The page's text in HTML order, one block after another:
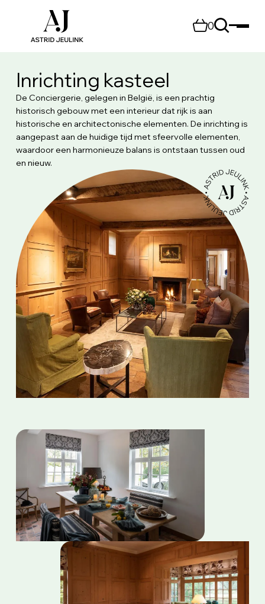
0
Inrichting kasteel
De Conciergerie, gelegen in België, is een prachtig
historisch gebouw met een interieur dat rijk is aan
historische en architectonische elementen. De inrichting is
aangepast aan de huidige tijd met sfeervolle elementen,
waardoor een harmonieuze balans is ontstaan tussen oud
en nieuw.